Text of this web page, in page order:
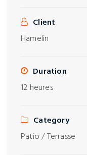
Client
Hamelin
Duration
12 heures
Category
Patio / Terrasse